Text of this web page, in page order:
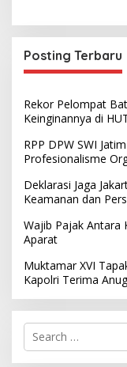
Posting Terbaru
Rekor Pelompat
Keinginannya di
RPP DPW SWI
Profesionalisme
Deklarasi Jaga
Keamanan dan
Wajib Pajak Antara
Aparat
Muktamar XVI
Kapolri Terima
S